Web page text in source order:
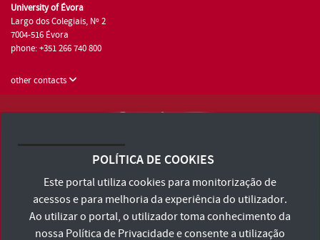
University of Évora
Largo dos Colegiais, Nº 2
7004-516 Évora
phone: +351 266 740 800
other contacts
Terms and Conditions and Privacy Policy
Accessibility Statement
POLÍTICA DE COOKIES
Este portal utiliza cookies para monitorização de
acessos e para melhoria da experiência do utilizador.
Ao utilizar o portal, o utilizador toma conhecimento da
nossa Política de Privacidadee consente a utilização